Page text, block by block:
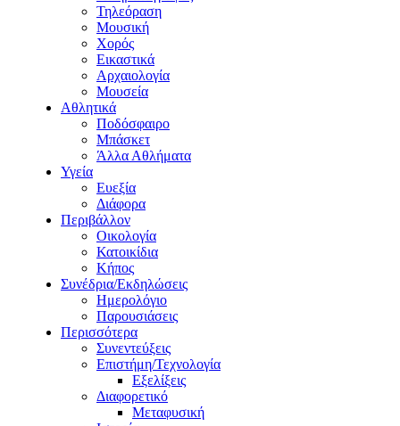
Τηλεόραση
Μουσική
Χορός
Εικαστικά
Αρχαιολογία
Μουσεία
Αθλητικά
Ποδόσφαιρο
Μπάσκετ
Άλλα Αθλήματα
Υγεία
Ευεξία
Διάφορα
Περιβάλλον
Οικολογία
Κατοικίδια
Κήπος
Συνέδρια/Εκδηλώσεις
Ημερολόγιο
Παρουσιάσεις
Περισσότερα
Συνεντεύξεις
Επιστήμη/Τεχνολογία
Εξελίξεις
Διαφορετικό
Μεταφυσική